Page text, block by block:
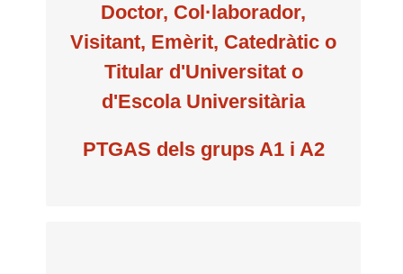
Doctor, Col·laborador,
Visitant, Emèrit, Catedràtic o
Titular d'Universitat o
d'Escola Universitària
PTGAS dels grups A1 i A2
60 €
per semestre